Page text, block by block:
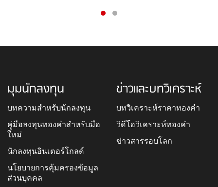
มุมนักลงทุน
บทความสำหรับนักลงทุน
คู่มือลงทุนทองคำสำหรับมือ
ใหม่
นักลงทุนอินเตอร์โกลด์
นโยบายการคุ้มครองข้อมูล
ส่วนบุคคล
ข่าวและบทวิเคราะห์
บทวิเคราะห์ราคาทองคำ
วิดีโอวิเคราะห์ทองคำ
ข่าวสารรอบโลก